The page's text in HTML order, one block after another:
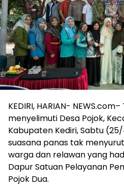
KEDIRI, HARIAN-
menyelimuti Desa Pojok,
Kabupaten Kediri, Sabtu
suasana panas tak
warga dan relawan yang
Dapur Satuan Pelayanan
Pojok Dua.